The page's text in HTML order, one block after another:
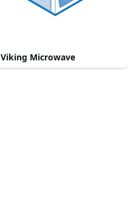
Viking Microwave